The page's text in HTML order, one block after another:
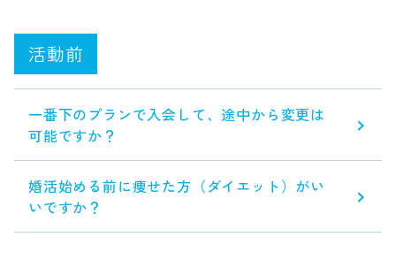
活動前
一番下のプランで入会して、途中から変更は
可能ですか？
婚活始める前に痩せた方（ダイエット）がい
いですか？